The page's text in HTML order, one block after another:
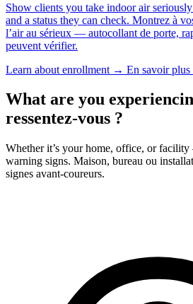
Show clients you take indoor air
and a status they can check. Montrez à
l’air au sérieux — autocollant de porte,
peuvent vérifier.
Learn about enrollment → En savoir
What are you
ressentez-vous ?
Whether it’s your home, office, or
warning signs. Maison, bureau ou
signes avant-coureurs.